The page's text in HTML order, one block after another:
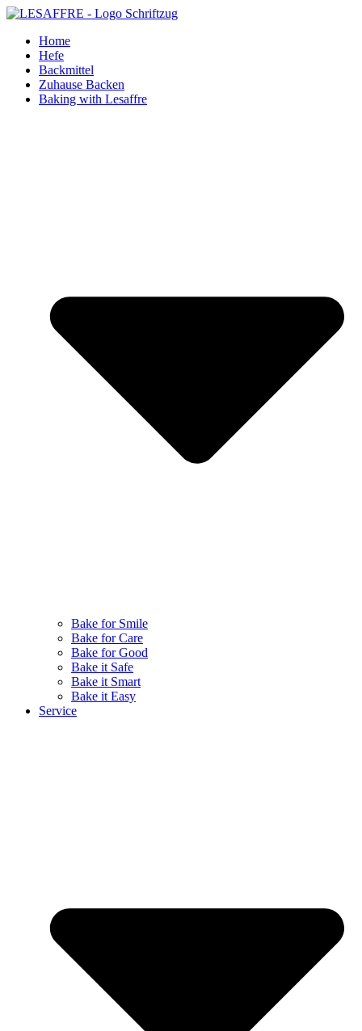
Zum
springenHome
Hefe
Backmittel
Zuhause Backen
Baking with Lesaffre
Bake for Smile
Bake for Care
Bake for Good
Bake it Safe
Bake it Smart
Bake it Easy
Service